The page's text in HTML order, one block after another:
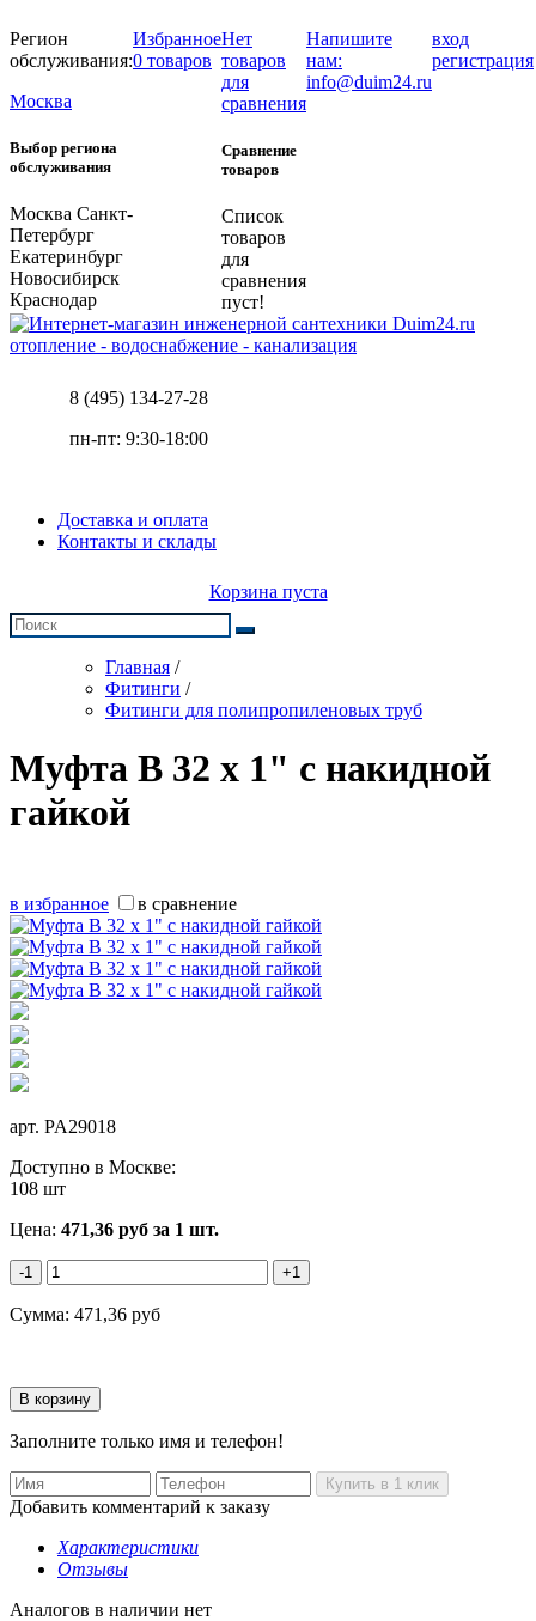
Регион
обслуживания:
Москва
Выбор региона
обслуживания
Москва Санкт-
Петербург
Екатеринбург
Новосибирск
Краснодар
Избранное
0 товаров
Нет
товаров
для
сравнения
Сравнение
товаров
Список
товаров
для
сравнения
пуст!
Напишите
нам:
info@duim24.ru
вход
регистрация
отопление - водоснабжение - канализация
8 (495) 134-27-28
пн-пт: 9:30-18:00
Доставка и оплата
Контакты и склады
Корзина пуста
Главная /
Фитинги /
Фитинги для полипропиленовых труб
Муфта В 32 х 1" с накидной
гайкой
в избранное в сравнение
арт. PA29018
Доступно в Москве:
108 шт
Цена: 471,36 руб за 1 шт.
-1 +1
Сумма: 471,36 руб
Заполните только имя и телефон!
Добавить комментарий к заказу
Характеристики
Отзывы
Аналогов в наличии нет